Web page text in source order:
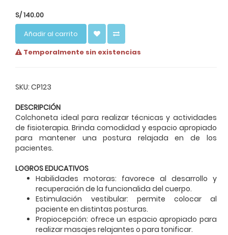
S/140.00
Añadir al carrito
Temporalmente sin existencias
SKU: CP123
DESCRIPCIÓN
Colchoneta ideal para realizar técnicas y actividades
de fisioterapia. Brinda comodidad y espacio apropiado
para mantener una postura relajada en de los
pacientes.
LOGROS EDUCATIVOS
Habilidades motoras: favorece al desarrollo y
recuperación de la funcionalida del cuerpo.
Estimulación vestibular: permite colocar al
paciente en distintas posturas.
Propiocepción: ofrece un espacio apropiado para
realizar masajes relajantes o para tonificar.